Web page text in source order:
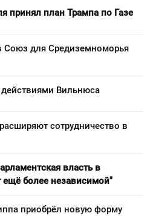
принял план Трампа по Газе
Союз для Средиземноморья
Вильнюса
сотрудничество в
власть в
ещё более независимой"
приобрёл новую форму